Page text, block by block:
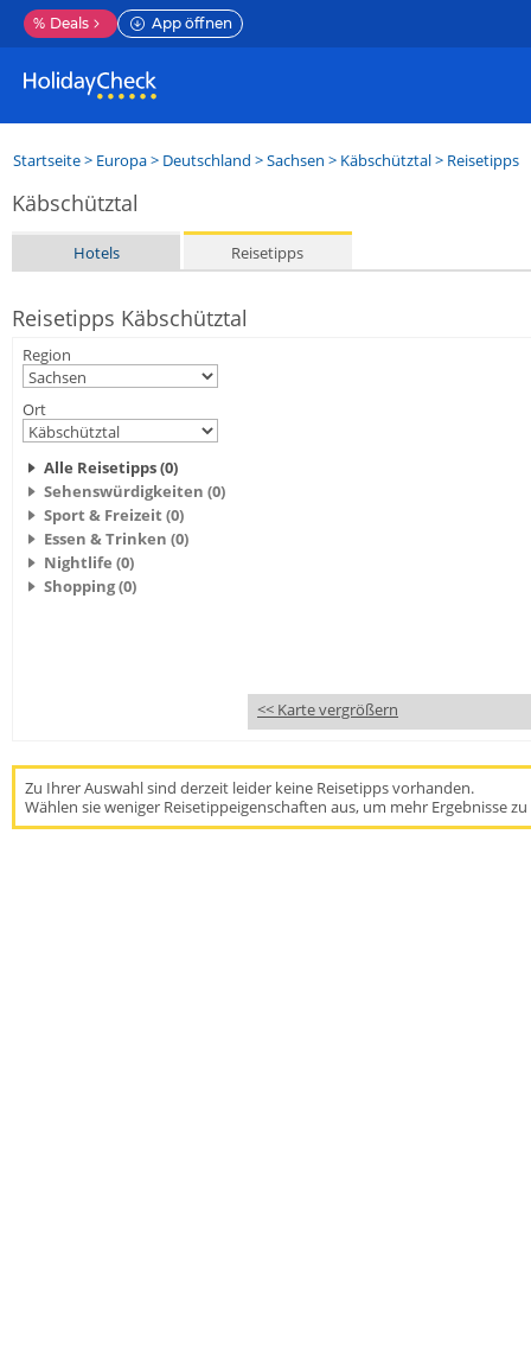
% Deals App öffnen
Startseite> Europa> Deutschland >Sachsen > Käbschütztal> Reisetipps
Käbschütztal
Hotels Reisetipps
Reisetipps Käbschütztal
Region
Ort
Alle Reisetipps (0)
Sehenswürdigkeiten (0)
Sport & Freizeit (0)
Essen & Trinken (0)
Nightlife (0)
Shopping (0)
<< Karte vergrößern
Zu Ihrer Auswahl sind derzeit leider keine Reisetipps vorhanden.
Wählen sie weniger Reisetippeigenschaften aus, um mehr Ergebnisse